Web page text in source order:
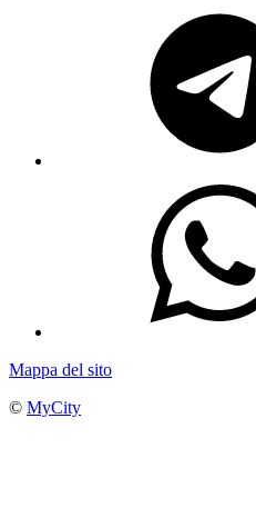
Mappa del sito
© MyCity